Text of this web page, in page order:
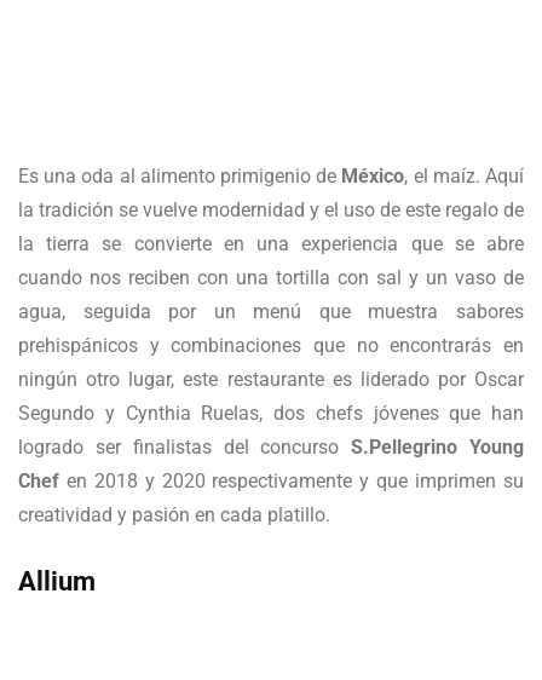
Es una oda al alimento primigenio de México, el maíz. Aquí
la tradición se vuelve modernidad y el uso de este regalo de
la tierra se convierte en una experiencia que se abre
cuando nos reciben con una tortilla con sal y un vaso de
agua, seguida por un menú que muestra sabores
prehispánicos y combinaciones que no encontrarás en
ningún otro lugar, este restaurante es liderado por Oscar
Segundo y Cynthia Ruelas, dos chefs jóvenes que han
logrado ser finalistas del concurso S.Pellegrino Young
Chef en 2018 y 2020 respectivamente y que imprimen su
creatividad y pasión en cada platillo.
Allium